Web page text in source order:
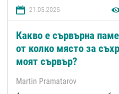
21.05.2025
Какво е сървърна
от колко място за
моят сървър?
Martin Pramatarov